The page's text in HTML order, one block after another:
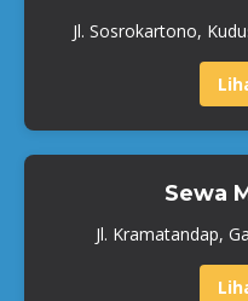
Jl. Sosrokartono,
Sewa
Jl. Kramatandap,